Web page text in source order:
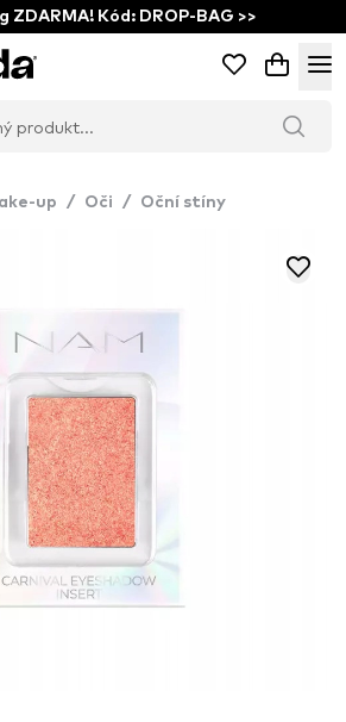
ZDARMA! Kód: DROP-BAG >>
up / Oči / Oční stíny